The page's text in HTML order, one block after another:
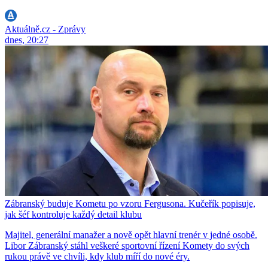
Aktuálně.cz - Zprávy
dnes, 20:27
Zábranský buduje Kometu po vzoru Fergusona. Kučeřík popisuje,
jak šéf kontroluje každý detail klubu
Majitel, generální manažer a nově opět hlavní trenér v jedné osobě.
Libor Zábranský stáhl veškeré sportovní řízení Komety do svých
rukou právě ve chvíli, kdy klub míří do nové éry.